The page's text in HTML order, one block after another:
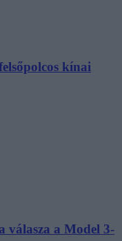
kínai
válasza a Model 3-